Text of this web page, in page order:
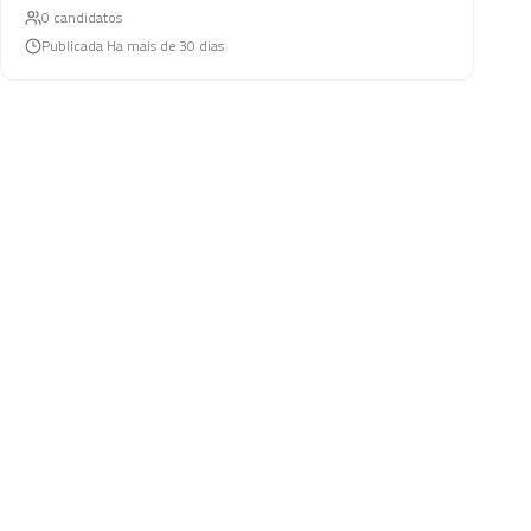
0 candidatos
Publicada Ha mais de 30 dias